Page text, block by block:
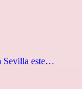
Sevilla este…